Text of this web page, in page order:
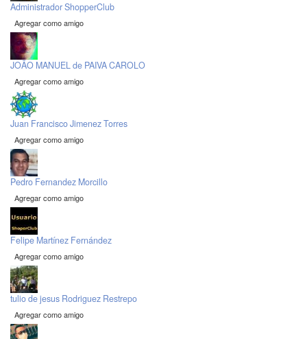
Administrador ShopperClub
Agregar como amigo
JOÃO MANUEL de PAIVA CAROLO
Agregar como amigo
Juan Francisco Jimenez Torres
Agregar como amigo
Pedro Fernandez Morcillo
Agregar como amigo
Felipe Martínez Fernández
Agregar como amigo
tulio de jesus Rodriguez Restrepo
Agregar como amigo